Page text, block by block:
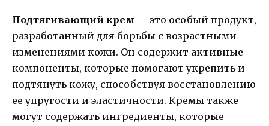
Подтягивающий крем — это особый продукт,
разработанный для борьбы с возрастными
изменениями кожи. Он содержит активные
компоненты, которые помогают укрепить и
подтянуть кожу, способствуя восстановлению
ее упругости и эластичности. Кремы также
могут содержать ингредиенты, которые